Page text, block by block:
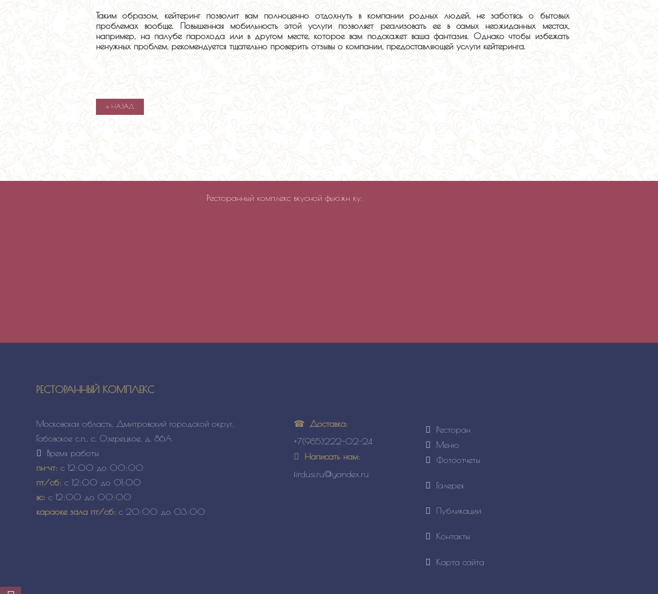
Таким образом, кейтеринг позволит вам полноценно отдохнуть в компании родных людей, не заботясь о бытовых
проблемах вообще. Повышенная мобильность этой услуги позволяет реализовать ее в самых неожиданных местах,
например, на палубе парохода или в другом месте, которое вам подскажет ваша фантазия. Однако чтобы избежать
ненужных проблем, рекомендуется тщательно проверить отзывы о компании, предоставляющей услуги кейтеринга.
« НАЗАД
Ресторанный комплекс вкусной фьюжн кухни. Стиль фьюжн отражен не только в интерьере, но и в меню. Гармонично
РЕСТОРАННЫЙ КОМПЛЕКС
Московская область, Дмитровский городской округ,
Габовское с.п., с. Озерецкое, д. 86А
Время работы
пн-чт: с 12:00 до 00:00
пт/сб: с 12:00 до 01:00
вс: с 12:00 до 00:00
караоке зала пт/сб: с 20:00 до 03:00
Доставка:
+7(985)222-02-24
Написать нам:
firdusi.ru@yandex.ru
Ресторан
Меню
Фотоотчеты
Галерея
Публикации
Контакты
Карта сайта